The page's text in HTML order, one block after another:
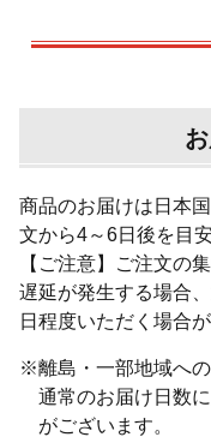
商品のお届けは日本
文から4～6日後を目
【ご注意】ご注文の
遅延が発生する場合
日程度いただく場合
※離島・一部地域へ
通常のお届け日数
がございます。